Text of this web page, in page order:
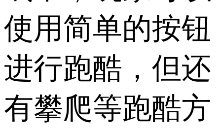
使用简单的按钮
进行跑酷，但还
有攀爬等跑酷方